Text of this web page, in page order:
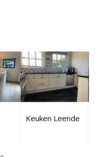
Keuken Leende